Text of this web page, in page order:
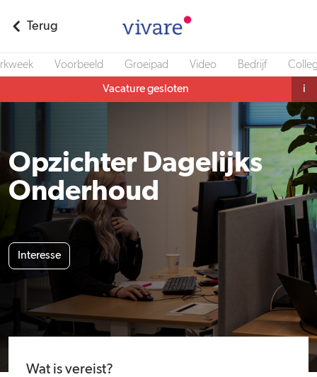
Terug
Voorbeeld Groeipad Video Bedrijf
Vacature gesloten i
Opzichter Dagelijks
Onderhoud
Interesse
Wat is vereist?